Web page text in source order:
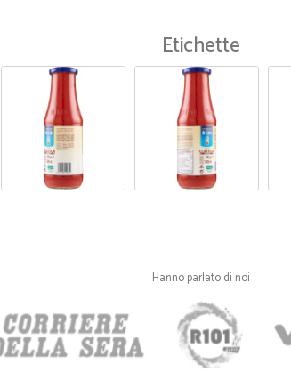
Etichette
Hanno parlato di noi